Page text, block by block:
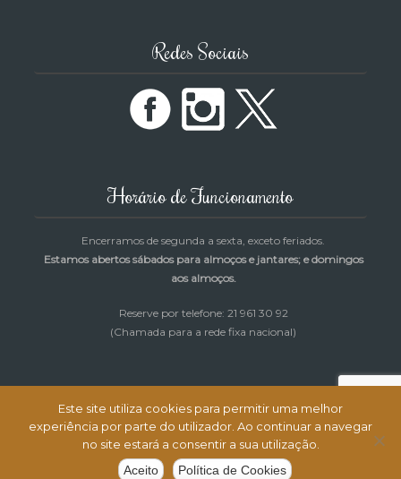
Redes Sociais
Horário de Funcionamento
Encerramos de segunda a sexta, exceto feriados.
Estamos abertos sábados para almoços e jantares; e domingos
aos almoços.
Reserve por telefone: 21 961 30 92
(Chamada para a rede fixa nacional)
Restaurante Cantinho da Rosa © Todos os direitos reservados |
Desenvolvimento e Alojamento:MagicNet.ws
Este site utiliza cookies para permitir uma melhor
experiência por parte do utilizador. Ao continuar a navegar
no site estará a consentir a sua utilização.
Aceito
Política de Cookies